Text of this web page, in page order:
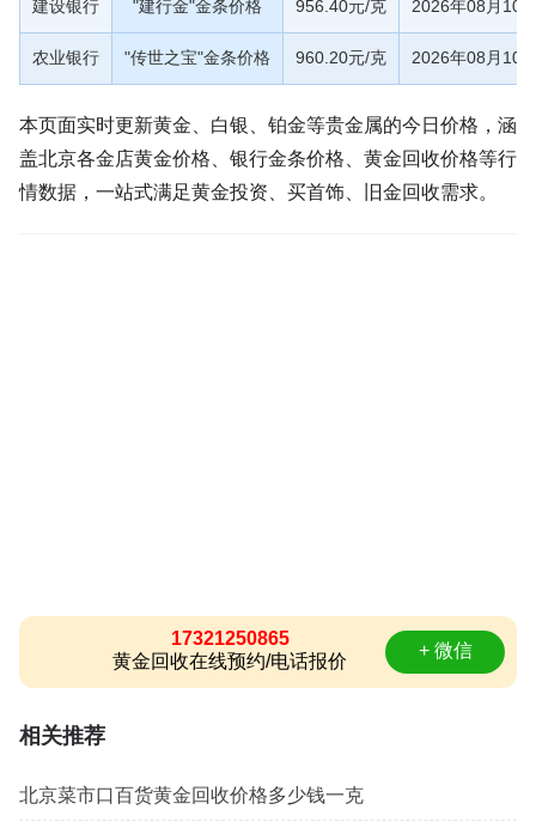
建设银行 "建行金"金条价格 956.40元/克 2026年08月10
农业银行 "传世之宝"金条价格 960.20元/克 2026年08月10
本页面实时更新黄金、白银、铂金等贵金属的今日价格，涵
盖北京各金店黄金价格、银行金条价格、黄金回收价格等行
情数据，一站式满足黄金投资、买首饰、旧金回收需求。
17321250865
黄金回收在线预约/电话报价
+ 微信
相关推荐
北京菜市口百货黄金回收价格多少钱一克